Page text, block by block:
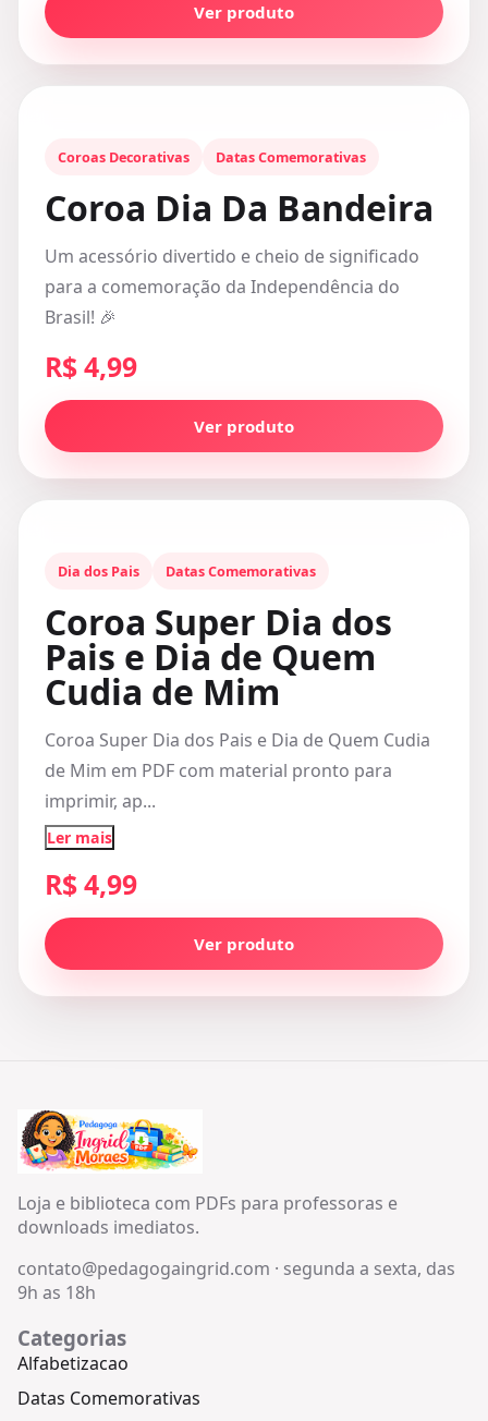
Ver produto
Coroas Decorativas Datas Comemorativas
Coroa Dia Da Bandeira
Um acessório divertido e cheio de significado
para a comemoração da Independência do
Brasil! 🎉
R$ 4,99
Ver produto
Dia dos Pais Datas Comemorativas
Coroa Super Dia dos
Pais e Dia de Quem
Cudia de Mim
Coroa Super Dia dos Pais e Dia de Quem Cudia
de Mim em PDF com material pronto para
imprimir, ap...
Ler mais
R$ 4,99
Ver produto
Loja e biblioteca com PDFs para professoras e
downloads imediatos.
contato@pedagogaingrid.com · segunda a sexta, das
9h as 18h
Categorias
Alfabetizacao
Datas Comemorativas